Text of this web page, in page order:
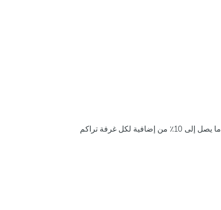
ما يصل إلى 10٪ من إضافية لكل غرفة تراكم